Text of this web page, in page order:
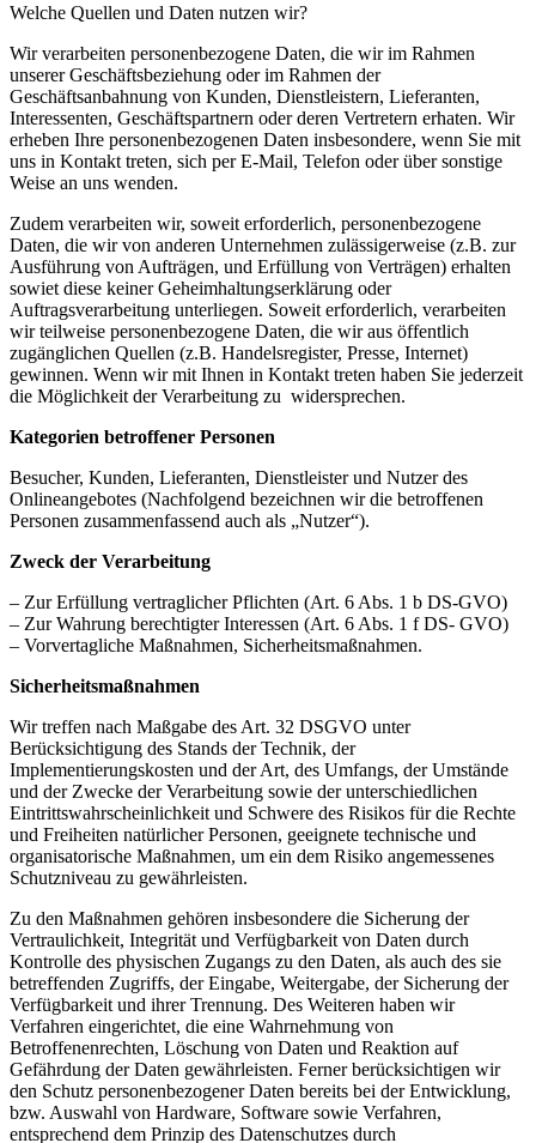
Welche Quellen und Daten nutzen wir?
Wir verarbeiten personenbezogene Daten, die wir im Rahmen
unserer Geschäftsbeziehung oder im Rahmen der
Geschäftsanbahnung von Kunden, Dienstleistern, Lieferanten,
Interessenten, Geschäftspartnern oder deren Vertretern erhaten. Wir
erheben Ihre personenbezogenen Daten insbesondere, wenn Sie mit
uns in Kontakt treten, sich per E-Mail, Telefon oder über sonstige
Weise an uns wenden.
Zudem verarbeiten wir, soweit erforderlich, personenbezogene
Daten, die wir von anderen Unternehmen zulässigerweise (z.B. zur
Ausführung von Aufträgen, und Erfüllung von Verträgen) erhalten
sowiet diese keiner Geheimhaltungserklärung oder
Auftragsverarbeitung unterliegen. Soweit erforderlich, verarbeiten
wir teilweise personenbezogene Daten, die wir aus öffentlich
zugänglichen Quellen (z.B. Handelsregister, Presse, Internet)
gewinnen. Wenn wir mit Ihnen in Kontakt treten haben Sie jederzeit
die Möglichkeit der Verarbeitung zu widersprechen.
Kategorien betroffener Personen
Besucher, Kunden, Lieferanten, Dienstleister und Nutzer des
Onlineangebotes (Nachfolgend bezeichnen wir die betroffenen
Personen zusammenfassend auch als „Nutzer“).
Zweck der Verarbeitung
– Zur Erfüllung vertraglicher Pflichten (Art. 6 Abs. 1 b DS-GVO)
– Zur Wahrung berechtigter Interessen (Art. 6 Abs. 1 f DS- GVO)
– Vorvertagliche Maßnahmen, Sicherheitsmaßnahmen.
Sicherheitsmaßnahmen
Wir treffen nach Maßgabe des Art. 32 DSGVO unter
Berücksichtigung des Stands der Technik, der
Implementierungskosten und der Art, des Umfangs, der Umstände
und der Zwecke der Verarbeitung sowie der unterschiedlichen
Eintrittswahrscheinlichkeit und Schwere des Risikos für die Rechte
und Freiheiten natürlicher Personen, geeignete technische und
organisatorische Maßnahmen, um ein dem Risiko angemessenes
Schutzniveau zu gewährleisten.
Zu den Maßnahmen gehören insbesondere die Sicherung der
Vertraulichkeit, Integrität und Verfügbarkeit von Daten durch
Kontrolle des physischen Zugangs zu den Daten, als auch des sie
betreffenden Zugriffs, der Eingabe, Weitergabe, der Sicherung der
Verfügbarkeit und ihrer Trennung. Des Weiteren haben wir
Verfahren eingerichtet, die eine Wahrnehmung von
Betroffenenrechten, Löschung von Daten und Reaktion auf
Gefährdung der Daten gewährleisten. Ferner berücksichtigen wir
den Schutz personenbezogener Daten bereits bei der Entwicklung,
bzw. Auswahl von Hardware, Software sowie Verfahren,
entsprechend dem Prinzip des Datenschutzes durch